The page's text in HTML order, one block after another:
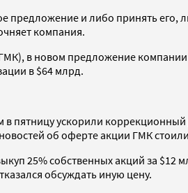
предложение и либо принять
компания.
в новом предложение
в $64 млрд.
ускорили
об оферте акции ГМК
25% собственных акций за
обсуждать иную цену.